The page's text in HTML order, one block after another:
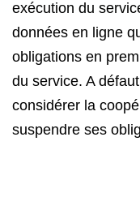
exécution du
données en ligne
obligations en
du service. A
considérer la
suspendre ses